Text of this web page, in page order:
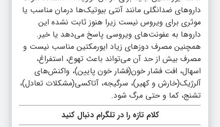
داروهای ضدانگلی مانند آنتی بیوتیک‌ها درمان مناسب یا
موثری برای ویروس نیست زیرا هنوز ثابت نشده این
داروها به عفونت‌های ویروسی پاسخ می‌دهد یا خیر.
همچنین مصرف دوزهای زیاد ایورمکتین مناسب نیست و
مصرف بیش از حد آن می‌تواند باعث تهوع، استفراغ،
اسهال، افت فشار خون(فشار خون پایین)، واکنش‌های
آلرژیک(خارش و کهیر)، سرگیجه، آتاکسی(مشکلات تعادل)،
تشنج، کما و حتی مرگ شود.
کلام تازه را در تلگرام دنبال کنید